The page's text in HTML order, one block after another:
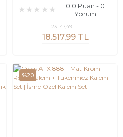
0.0 Puan - 0
Yorum
18.517,99 TL
23.147,49 TL
%20